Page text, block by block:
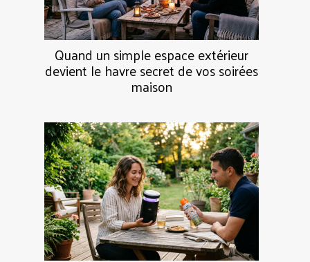
Quand un simple espace extérieur
devient le havre secret de vos soirées
maison